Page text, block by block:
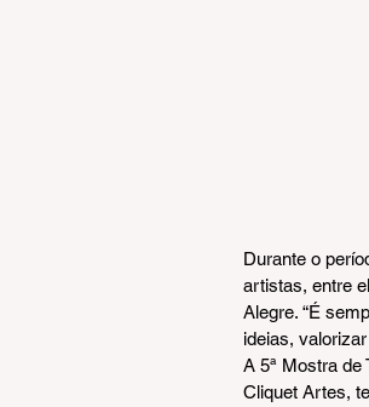
Durante o
artistas, entre
Alegre. “É
ideias,
A 5ª Mostra de
Cliquet Artes,